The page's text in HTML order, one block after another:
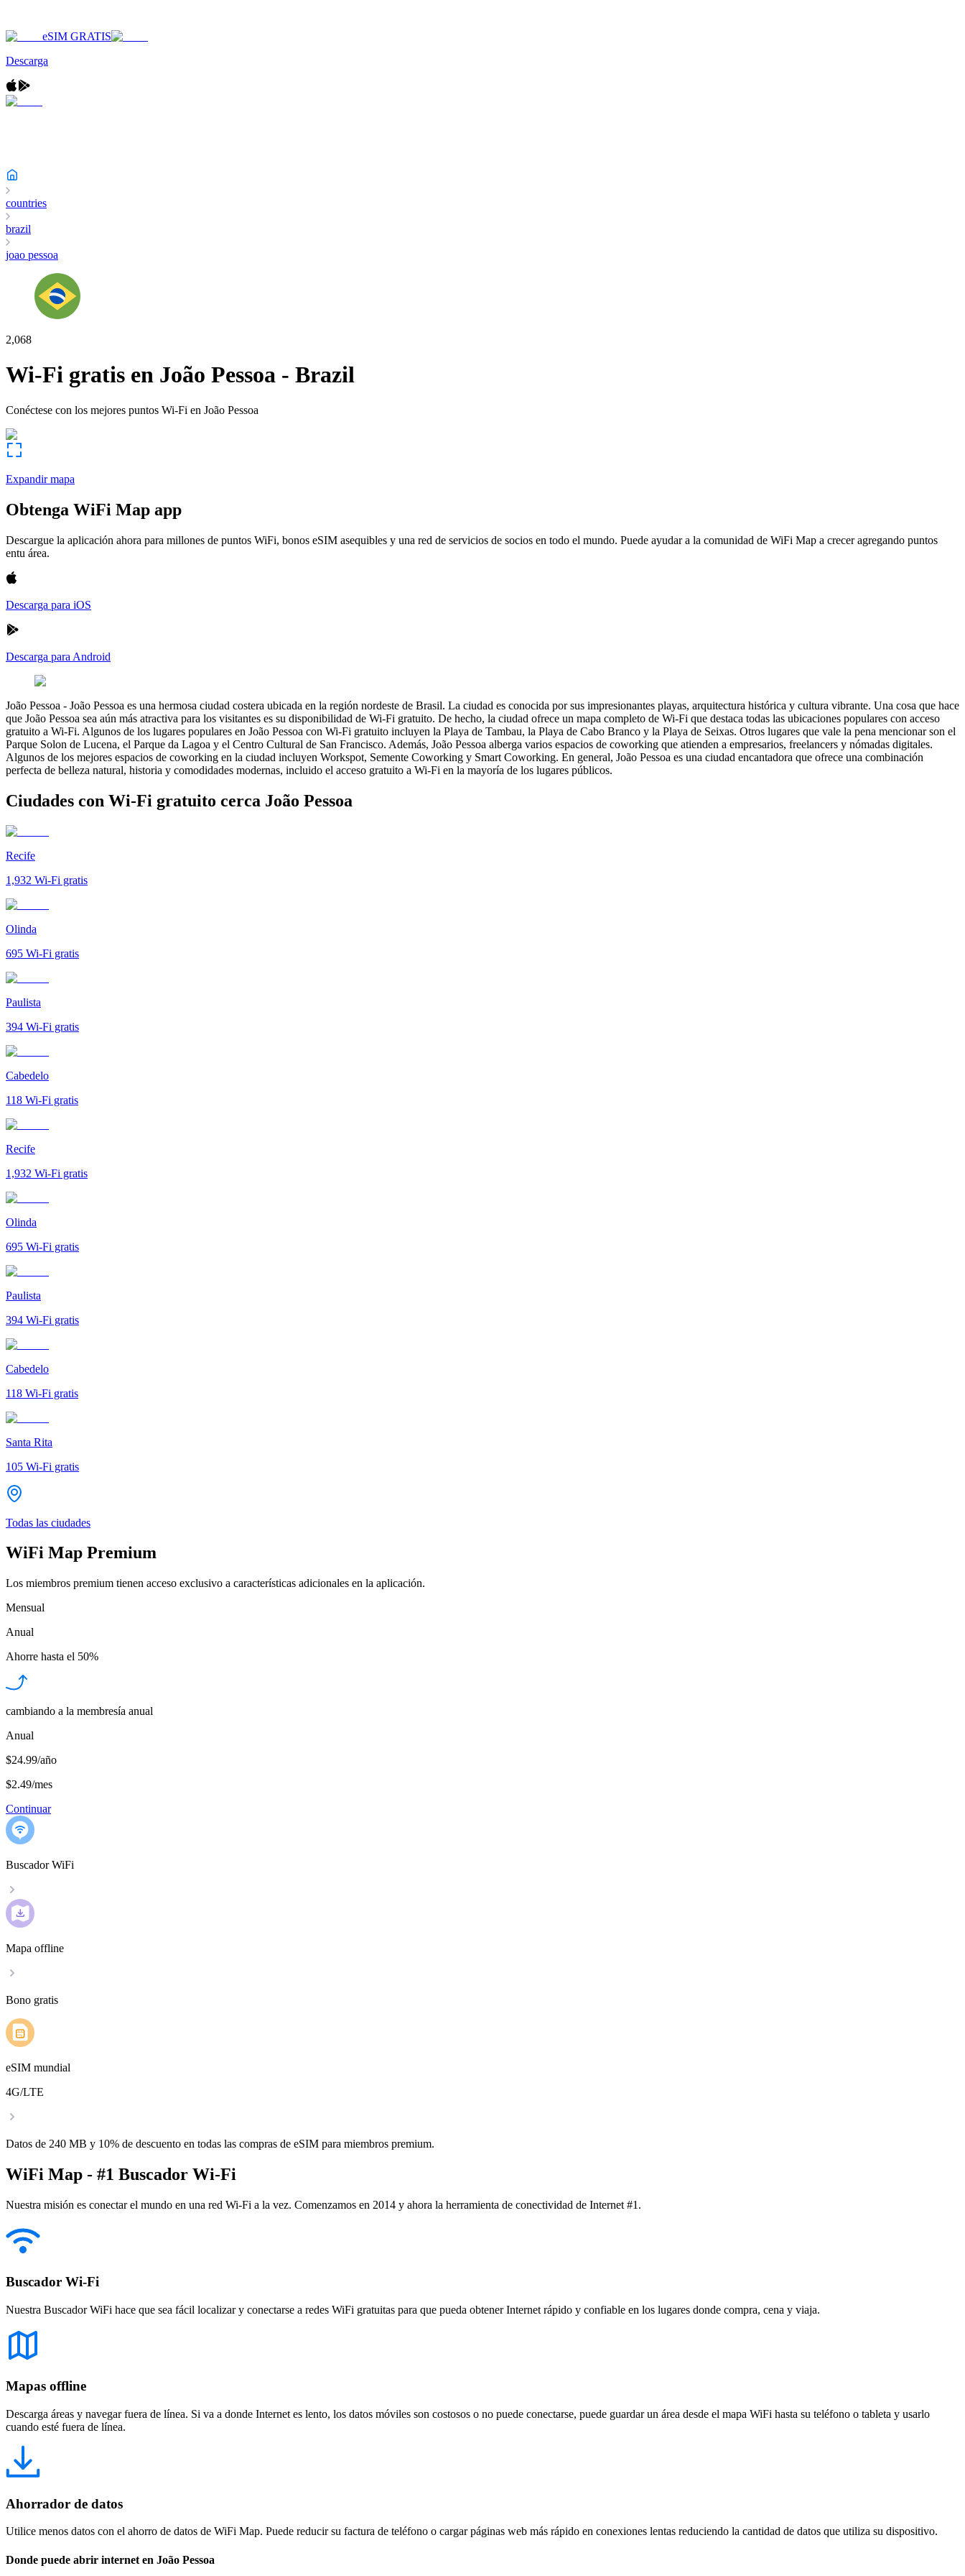
eSIM GRATIS
Descarga
countries
brazil
joao pessoa
2,068
Wi-Fi gratis en João Pessoa - Brazil
Conéctese con los mejores puntos Wi-Fi en João Pessoa
Expandir mapa
Obtenga WiFi Map app
Descargue la aplicación ahora para millones de puntos WiFi, bonos eSIM asequibles y una red de servicios de socios en todo el mundo. Puede ayudar a la comunidad de WiFi Map a crecer agregando puntos
entu área.
Descarga para iOS
Descarga para Android
João Pessoa - João Pessoa es una hermosa ciudad costera ubicada en la región nordeste de Brasil. La ciudad es conocida por sus impresionantes playas, arquitectura histórica y cultura vibrante. Una cosa que hace
que João Pessoa sea aún más atractiva para los visitantes es su disponibilidad de Wi-Fi gratuito. De hecho, la ciudad ofrece un mapa completo de Wi-Fi que destaca todas las ubicaciones populares con acceso
gratuito a Wi-Fi. Algunos de los lugares populares en João Pessoa con Wi-Fi gratuito incluyen la Playa de Tambau, la Playa de Cabo Branco y la Playa de Seixas. Otros lugares que vale la pena mencionar son el
Parque Solon de Lucena, el Parque da Lagoa y el Centro Cultural de San Francisco. Además, João Pessoa alberga varios espacios de coworking que atienden a empresarios, freelancers y nómadas digitales.
Algunos de los mejores espacios de coworking en la ciudad incluyen Workspot, Semente Coworking y Smart Coworking. En general, João Pessoa es una ciudad encantadora que ofrece una combinación
perfecta de belleza natural, historia y comodidades modernas, incluido el acceso gratuito a Wi-Fi en la mayoría de los lugares públicos.
Ciudades con Wi-Fi gratuito cerca João Pessoa
Recife
1,932 Wi-Fi gratis
Olinda
695 Wi-Fi gratis
Paulista
394 Wi-Fi gratis
Cabedelo
118 Wi-Fi gratis
Recife
1,932 Wi-Fi gratis
Olinda
695 Wi-Fi gratis
Paulista
394 Wi-Fi gratis
Cabedelo
118 Wi-Fi gratis
Santa Rita
105 Wi-Fi gratis
Todas las ciudades
WiFi Map Premium
Los miembros premium tienen acceso exclusivo a características adicionales en la aplicación.
Mensual
Anual
Ahorre hasta el 50%
cambiando a la membresía anual
Anual
$24.99/año
$2.49/mes
Continuar
Buscador WiFi
Mapa offline
Bono gratis
eSIM mundial
4G/LTE
Datos de 240 MB y 10% de descuento en todas las compras de eSIM para miembros premium.
WiFi Map - #1 Buscador Wi-Fi
Nuestra misión es conectar el mundo en una red Wi-Fi a la vez. Comenzamos en 2014 y ahora la herramienta de conectividad de Internet #1.
Buscador Wi-Fi
Nuestra Buscador WiFi hace que sea fácil localizar y conectarse a redes WiFi gratuitas para que pueda obtener Internet rápido y confiable en los lugares donde compra, cena y viaja.
Mapas offline
Descarga áreas y navegar fuera de línea. Si va a donde Internet es lento, los datos móviles son costosos o no puede conectarse, puede guardar un área desde el mapa WiFi hasta su teléfono o tableta y usarlo
cuando esté fuera de línea.
Ahorrador de datos
Utilice menos datos con el ahorro de datos de WiFi Map. Puede reducir su factura de teléfono o cargar páginas web más rápido en conexiones lentas reduciendo la cantidad de datos que utiliza su dispositivo.
Donde puede abrir internet en João Pessoa